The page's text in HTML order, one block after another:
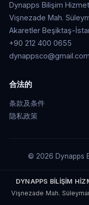
Dynapps Bilişim
Vişnezade Mah.
Akaretler Beşiktaş-
+90 212 400 0655
dynappsco@gmail.com
合法的
条款及条件
隐私政策
© 2026 Dynapps
DYNAPPS BİLİŞİM
Vişnezade Mah.